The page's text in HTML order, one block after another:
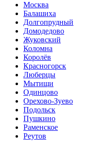
Москва
Балашиха
Долгопрудный
Домодедово
Жуковский
Коломна
Королёв
Красногорск
Люберцы
Мытищи
Одинцово
Орехово-Зуево
Подольск
Пушкино
Раменское
Реутов